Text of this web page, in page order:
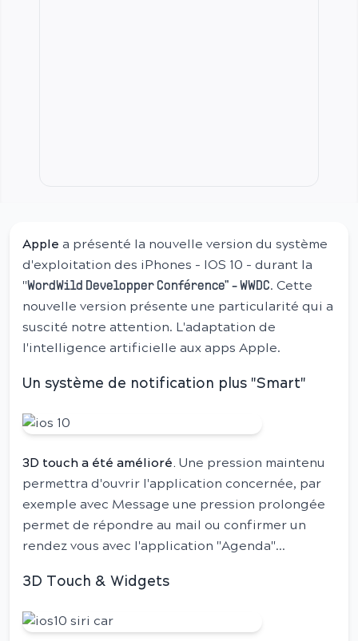
Apple a présenté la nouvelle version du système
d'exploitation des iPhones - IOS 10 - durant la
"WordWild Developper Conférence" - WWDC. Cette
nouvelle version présente une particularité qui a
suscité notre attention. L'adaptation de
l'intelligence artificielle aux apps Apple.
Un système de notification plus "Smart"
3D touch a été amélioré. Une pression maintenu
permettra d'ouvrir l'application concernée, par
exemple avec Message une pression prolongée
permet de répondre au mail ou confirmer un
rendez vous avec l'application "Agenda"...
3D Touch & Widgets